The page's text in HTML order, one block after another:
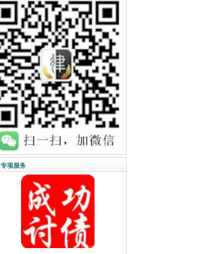
专项服务